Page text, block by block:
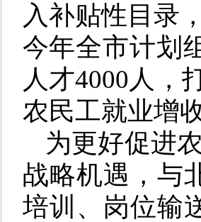
入补贴性目录
今年全市计划
人才4000人，
农民工就业增收
为更好促进
战略机遇，与
培训、岗位输